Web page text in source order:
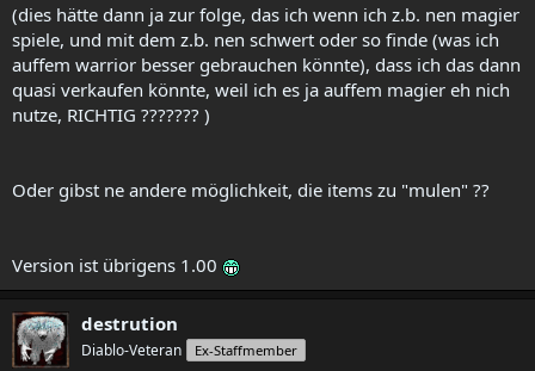
(dies hätte dann ja zur folge, das ich wenn ich z.b. nen magier
spiele, und mit dem z.b. nen schwert oder so finde (was ich
auffem warrior besser gebrauchen könnte), dass ich das dann
quasi verkaufen könnte, weil ich es ja auffem magier eh nich
nutze, RICHTIG ??????? )
Oder gibst ne andere möglichkeit, die items zu "mulen" ??
Version ist übrigens 1.00
destrution
Diablo-Veteran Ex-Staffmember